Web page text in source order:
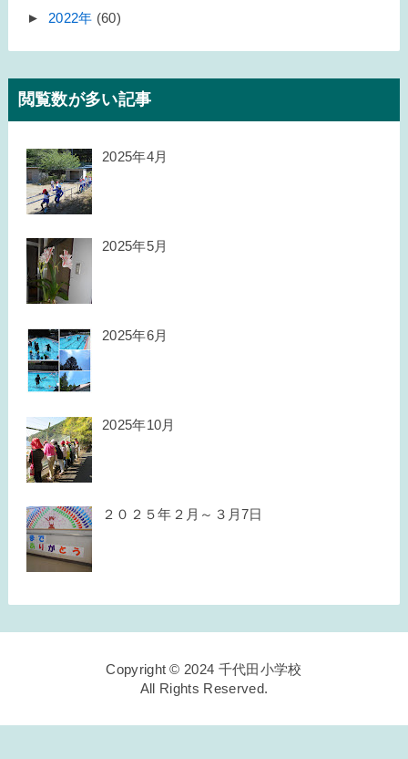
► 2022年 (60)
閲覧数が多い記事
2025年4月
2025年5月
2025年6月
2025年10月
２０２５年２月～３月7日
Copyright © 2024 千代田小学校
All Rights Reserved.